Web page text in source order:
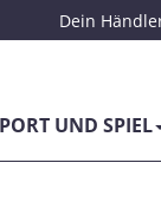
Dein
UND SPIEL